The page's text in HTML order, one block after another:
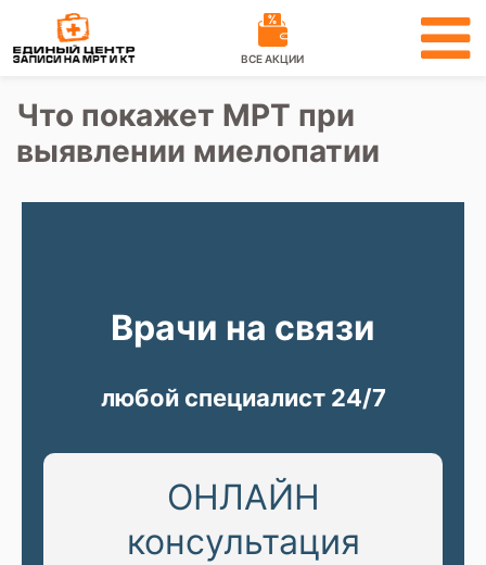
ВСЕ АКЦИИ
Что покажет МРТ при
выявлении миелопатии
ОНЛАЙН
консультация
любой специалист 24/7
Врачи на связи